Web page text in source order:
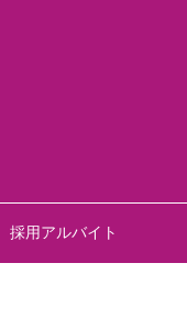
採用アルバイト